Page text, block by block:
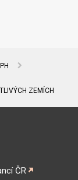
ZEMÍCH
ČR